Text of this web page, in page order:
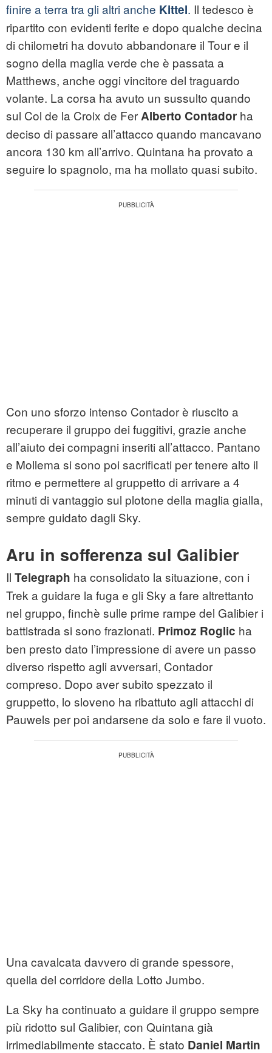
finire a terra tra gli altri anche Kittel. Il tedesco è
ripartito con evidenti ferite e dopo qualche decina
di chilometri ha dovuto abbandonare il Tour e il
sogno della maglia verde che è passata a
Matthews, anche oggi vincitore del traguardo
volante. La corsa ha avuto un sussulto quando
sul Col de la Croix de FerAlberto Contador ha
deciso di passare all’attacco quando mancavano
ancora 130 km all’arrivo. Quintana ha provato a
seguire lo spagnolo, ma ha mollato quasi subito.
Con uno sforzo intenso Contador è riuscito a
recuperare il gruppo dei fuggitivi, grazie anche
all’aiuto dei compagni inseriti all’attacco. Pantano
e Mollema si sono poi sacrificati per tenere alto il
ritmo e permettere al gruppetto di arrivare a 4
minuti di vantaggio sul plotone della maglia gialla,
sempre guidato dagli Sky.
Aru in sofferenza sul Galibier
Il Telegraph ha consolidato la situazione, con i
Trek a guidare la fuga e gli Sky a fare altrettanto
nel gruppo, finchè sulle prime rampe del Galibier i
battistrada si sono frazionati. Primoz Roglic ha
ben presto dato l’impressione di avere un passo
diverso rispetto agli avversari, Contador
compreso. Dopo aver subito spezzato il
gruppetto, lo sloveno ha ribattuto agli attacchi di
Pauwels per poi andarsene da solo e fare il vuoto.
Una cavalcata davvero di grande spessore,
quella del corridore della Lotto Jumbo.
La Sky ha continuato a guidare il gruppo sempre
più ridotto sul Galibier, con Quintana già
irrimediabilmente staccato. È stato Daniel Martin